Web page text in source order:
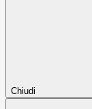
Chiudi